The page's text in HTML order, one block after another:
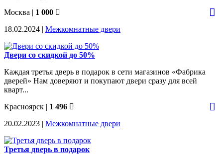
Москва | 1 000
18.02.2024 | Межкомнатные двери
Двери со скидкой до 50%
Каждая третья дверь в подарок в сети магазинов «Фабрика
дверей» Нам доверяют и покупают двери сразу для всей
кварт...
Красноярск | 1 496
20.02.2023 | Межкомнатные двери
Третья дверь в подарок